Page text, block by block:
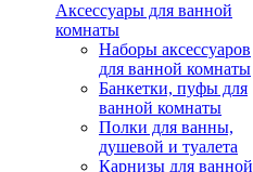
Аксессуары для ванной
комнаты
Наборы аксессуаров
для ванной комнаты
Банкетки, пуфы для
ванной комнаты
Полки для ванны,
душевой и туалета
Карнизы для ванной